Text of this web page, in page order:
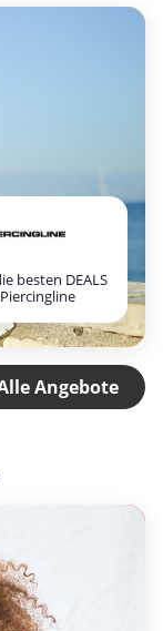
besten DEALS
Angebote